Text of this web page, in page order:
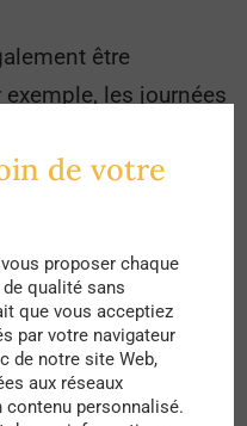
être
les journées
connaissons en
salarié espagnol
pause déjeuner, et
20 heures. La
également
mais ferment
de votre
proposer chaque
qualité sans
que vous acceptiez
par votre navigateur
de notre site Web,
aux réseaux
personnalisé.